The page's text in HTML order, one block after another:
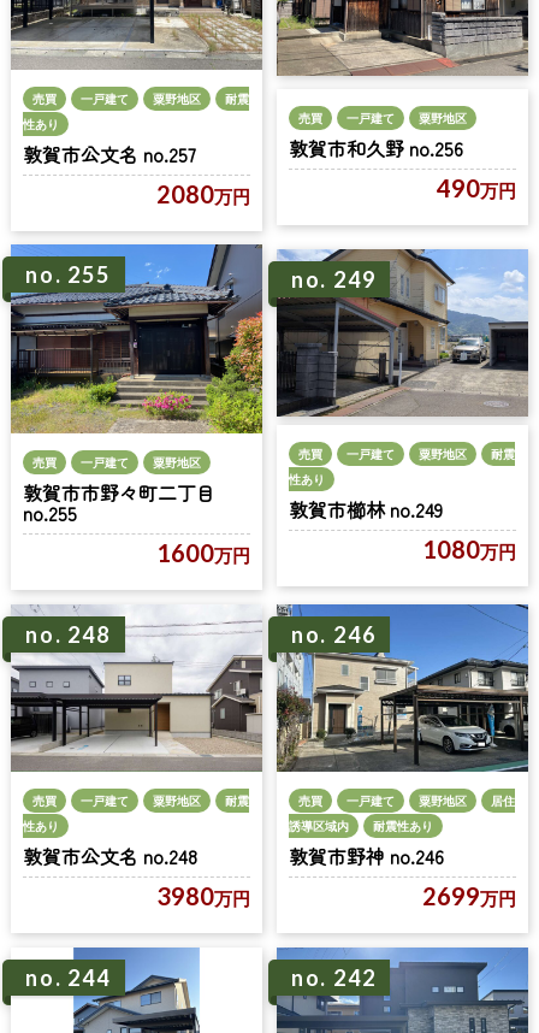
売買 一戸建て 粟野地区
耐震
性あり
敦賀市公文名 no.257
2080万円
売買 一戸建て 粟野地区
敦賀市和久野 no.256
490万円
no. 255
売買 一戸建て 粟野地区
敦賀市市野々町二丁目
no.255
1600万円
no. 249
売買 一戸建て 粟野地区
耐震
性あり
敦賀市櫛林 no.249
1080万円
no. 248
売買 一戸建て 粟野地区
耐震
性あり
敦賀市公文名 no.248
3980万円
no. 246
売買 一戸建て 粟野地区
居住
誘導区域内
耐震性あり
敦賀市野神 no.246
2699万円
no. 244 no. 242